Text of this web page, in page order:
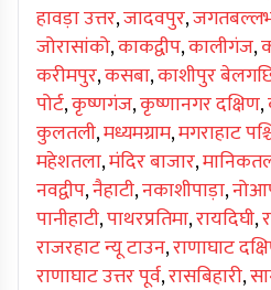
हावड़ा उत्तर,जादवपुर,
जोरासांको,काकद्वीप,कालीगंज,
करीमपुर,कसबा,काशीपुर
पोर्ट,कृष्णगंज,कृष्णानगर दक्षिण,
कुलतली,मध्यमग्राम,मगराहाट
महेशतला,मंदिर बाजार,
नवद्वीप,नैहाटी,नकाशीपाड़ा,
पानीहाटी,पाथरप्रतिमा,रायदिघी,
राजरहाट न्यू टाउन,राणाघाट
राणाघाट उत्तर पूर्व,रासबिहारी,